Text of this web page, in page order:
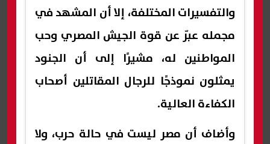
والتفسيرات المختلفة، إلا أن المشهد في
مجمله عبّر عن قوة الجيش المصري وحب
المواطنين له، مشيرًا إلى أن الجنود
يمثلون نموذجًا للرجال المقاتلين أصحاب
الكفاءة العالية.
وأضاف أن مصر ليست في حالة حرب، ولا